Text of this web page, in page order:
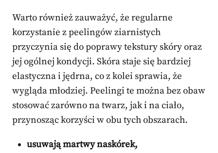
Warto również zauważyć, że regularne
korzystanie z peelingów ziarnistych
przyczynia się do poprawy tekstury skóry oraz
jej ogólnej kondycji. Skóra staje się bardziej
elastyczna i jędrna, co z kolei sprawia, że
wygląda młodziej. Peelingi te można bez obaw
stosować zarówno na twarz, jak i na ciało,
przynosząc korzyści w obu tych obszarach.
usuwają martwy naskórek,